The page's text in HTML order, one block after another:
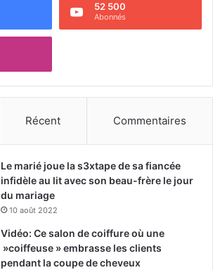
52 500
Abonnés
Récent Commentaires
Le marié joue la s3xtape de sa fiancée
infidèle au lit avec son beau-frère le jour
du mariage
10 août 2022
Vidéo: Ce salon de coiffure où une
»coiffeuse » embrasse les clients
pendant la coupe de cheveux